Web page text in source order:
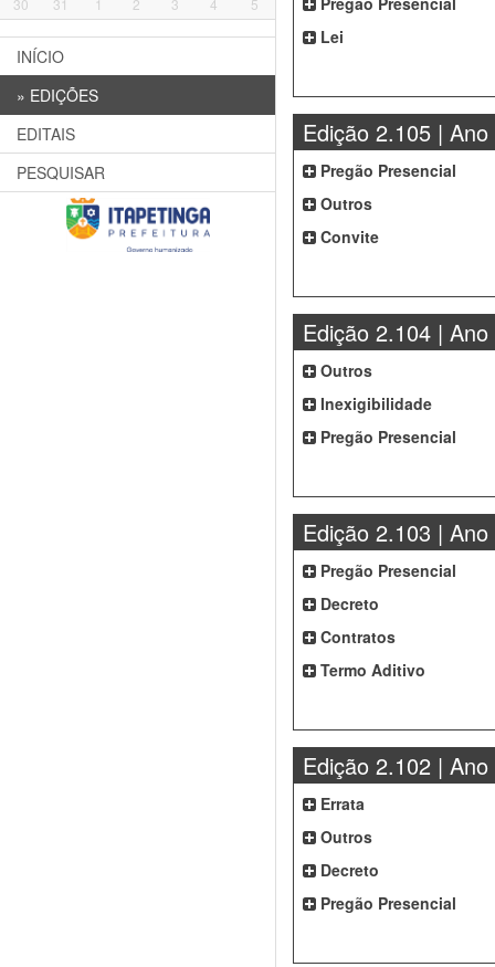
30
31 1 2 3 4 5
INÍCIO
» EDIÇÕES
EDITAIS
PESQUISAR
Lei
Edição 2.105 | Ano
Pregão Presencial
Outros
Convite
Edição 2.104 | Ano
Outros
Inexigibilidade
Pregão Presencial
Edição 2.103 | Ano
Pregão Presencial
Decreto
Contratos
Termo Aditivo
Edição 2.102 | Ano
Errata
Outros
Decreto
Pregão Presencial